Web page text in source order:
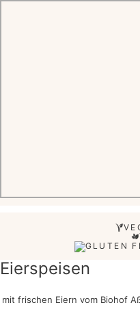
Eierspeisen
mit frischen Eiern vom Biohof